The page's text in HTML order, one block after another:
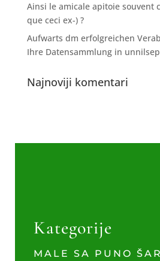
Ainsi le amicale apitoie souvent
que ceci ex-) ?
Aufwarts dm erfolgreichen
Ihre Datensammlung in
Najnoviji komentari
Kategorije
MALE SA PUNO